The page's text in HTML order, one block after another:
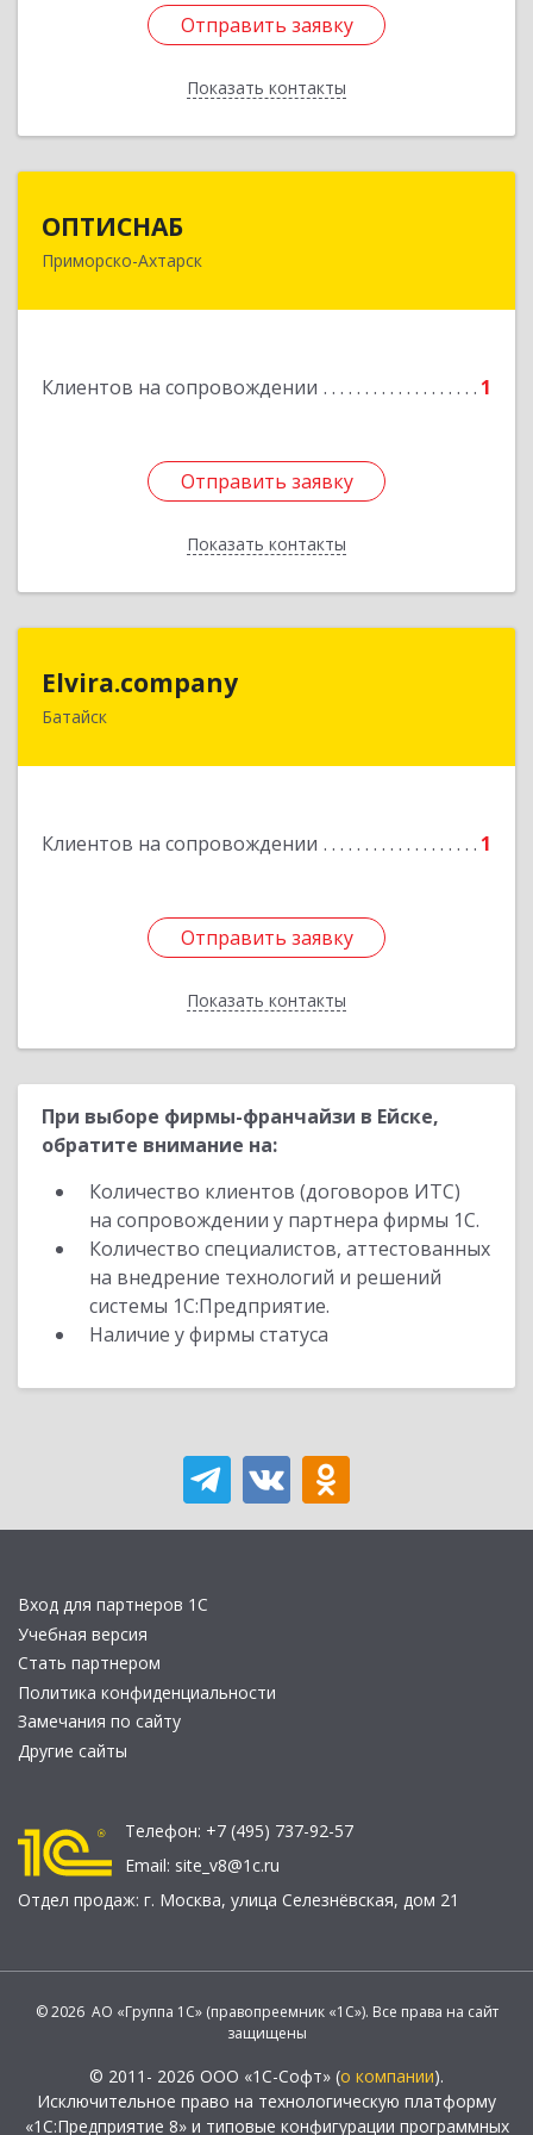
Отправить заявку
Показать контакты
Отправить заявку
Назад
ОПТИСНАБ
Приморско-Ахтарск
Клиентов на сопровождении 1
Отправить заявку
Показать контакты
353864, Краснодарский край, Приморско-
Подробнее
Отправить заявку
Назад
Elvira.company
Батайск
Клиентов на сопровождении 1
Отправить заявку
Показать контакты
Отправить заявку
Назад
При выборе фирмы-франчайзи в Ейске,
обратите внимание на:
Количество клиентов (договоров ИТС)
на сопровождении у партнера фирмы 1С.
Количество специалистов, аттестованных
на внедрение технологий и решений
системы 1С:Предприятие.
Наличие у фирмы статуса
Вход для партнеров 1С
Учебная версия
Стать партнером
Политика конфиденциальности
Замечания по сайту
Другие сайты
Телефон: +7 (495) 737-92-57
Email: site_v8@1c.ru
Отдел продаж: г. Москва, улица Селезнёвская, дом 21
© 2026 АО «Группа 1С» (правопреемник «1С»). Все права на сайт
защищены
© 2011- 2026 ООО «1С-Софт» (о компании).
Исключительное право на технологическую платформу
«1С:Предприятие 8» и типовые конфигурации программных